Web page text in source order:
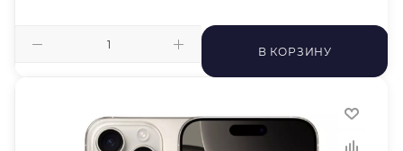
В КОРЗИНУ